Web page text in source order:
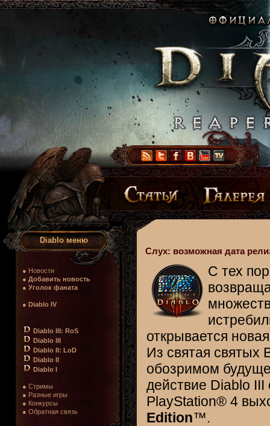
Diablo меню
● Новости
● Добавить новость
● Уголок фаната
● Diablo IV
Diablo III: RoS
Diablo III
Diablo II: LoD
Diablo II
Diablo I
● Стримы
● Разные игры
● Конкурсы
● Обратная связь
Слух: возможная дата
С тех
открывается
Из святая святых
обозримом
действие Diablo III
PlayStation® 4
Edition™.